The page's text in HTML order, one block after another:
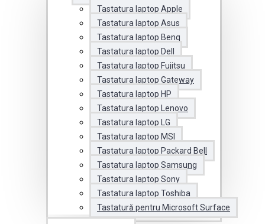
Tastatura laptop Apple
Tastatura laptop Asus
Tastatura laptop Benq
Tastatura laptop Dell
Tastatura laptop Fujitsu
Tastatura laptop Gateway
Tastatura laptop HP
Tastatura laptop Lenovo
Tastatura laptop LG
Tastatura laptop MSI
Tastatura laptop Packard Bell
Tastatura laptop Samsung
Tastatura laptop Sony
Tastatura laptop Toshiba
Tastatură pentru Microsoft Surface